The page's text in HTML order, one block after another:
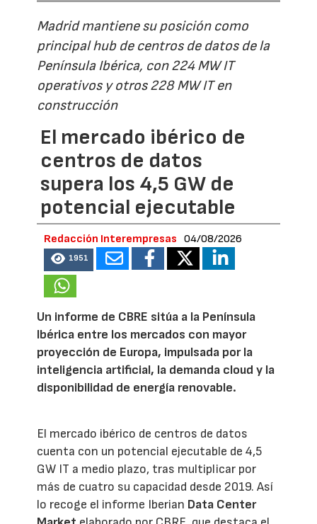
Madrid mantiene su posición como
principal hub de centros de datos de la
Península Ibérica, con 224 MW IT
operativos y otros 228 MW IT en
construcción
El mercado ibérico de
centros de datos
supera los 4,5 GW de
potencial ejecutable
Redacción Interempresas 04/08/2026
1951
Un informe de CBRE sitúa a la Península
Ibérica entre los mercados con mayor
proyección de Europa, impulsada por la
inteligencia artificial, la demanda cloud y la
disponibilidad de energía renovable.
El mercado ibérico de centros de datos
cuenta con un potencial ejecutable de 4,5
GW IT a medio plazo, tras multiplicar por
más de cuatro su capacidad desde 2019. Así
lo recoge el informe Iberian Data Center